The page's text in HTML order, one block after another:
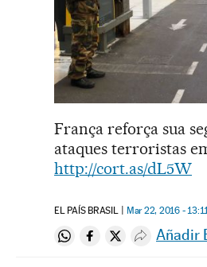
França reforça sua
ataques terroristas
http://cort.as/dL5W
EL PAÍS BRASIL Mar 22, 2016 - 13:11
Compartir en Whatsapp
Compartir en
Compartir en
Desplegar
Añadir